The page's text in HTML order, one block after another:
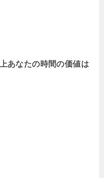
あなたの時間の価値は